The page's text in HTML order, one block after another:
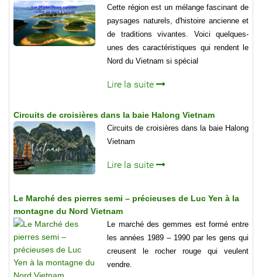
Cette région est un mélange fascinant de
paysages naturels, d'histoire ancienne et
de traditions vivantes. Voici quelques-
unes des caractéristiques qui rendent le
Nord du Vietnam si spécial
Lire la suite
Circuits de croisières dans la baie Halong Vietnam
Circuits de croisières dans la baie Halong
Vietnam
Lire la suite
Le Marché des pierres semi – précieuses de Luc Yen à la
montagne du Nord Vietnam
Le marché des gemmes est formé entre
les années 1989 – 1990 par les gens qui
creusent le rocher rouge qui veulent
vendre.